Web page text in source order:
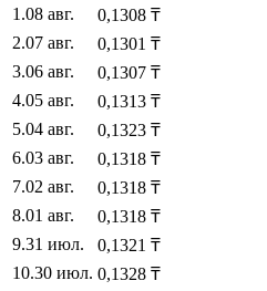
1 .08 авг. 0,1308 ₸
2.07 авг. 0,1301 ₸
3.06 авг. 0,1307 ₸
4.05 авг. 0,1313 ₸
5.04 авг. 0,1323 ₸
6.03 авг. 0,1318 ₸
7.02 авг. 0,1318 ₸
8.01 авг. 0,1318 ₸
9.31 июл. 0,1321 ₸
10.30 июл. 0,1328 ₸